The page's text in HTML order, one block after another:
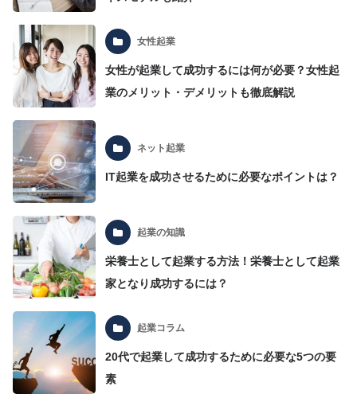
女性起業
女性が起業して成功するには何が必要？女性起
業のメリット・デメリットも徹底解説
ネット起業
IT起業を成功させるために必要なポイントは？
起業の知識
栄養士として起業する方法！栄養士として起業
家となり成功するには？
起業コラム
20代で起業して成功するために必要な5つの要
素